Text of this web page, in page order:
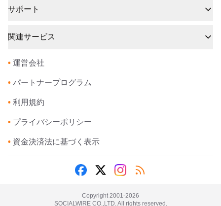
サポート
関連サービス
• 運営会社
• パートナープログラム
• 利用規約
• プライバシーポリシー
• 資金決済法に基づく表示
Copyright 2001-2026
SOCIALWIRE CO.,LTD. All rights reserved.